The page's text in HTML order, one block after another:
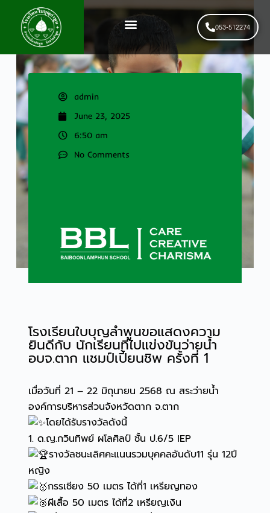
053-512274
admin
June 23, 2025
6:50 am
No Comments
โรงเรียนใบบุญลำพูนขอแสดงความ
ยินดีกับ นักเรียนที่ไปแข่งขันว่ายน้ำ
อบจ.ตาก แชมป์เปี้ยนชิพ ครั้งที่ 1
เมื่อวันที่ 21 – 22 มิถุนายน 2568 ณ สระว่ายน้ำ
องค์การบริหารส่วนจังหวัดตาก จ.ตาก
โดยได้รับรางวัลดังนี้
1. ด.ญ.กวินทิพย์ ผโลศิลป์ ชั้น ป.6/5 IEP
รางวัลชนะเลิศคะแนนรวมบุคคลอันดับ11 รุ่น 12ปี
หญิง
กรรเชียง 50 เมตร ได้ที่1 เหรียญทอง
ผีเสื้อ 50 เมตร ได้ที่2 เหรียญเงิน